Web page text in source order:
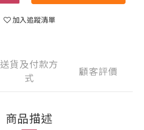
加入追蹤清單
送貨及付款方
式
顧客評價
商品描述